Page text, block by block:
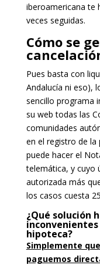
iberoamericana te
veces seguidas.
Cómo se
Pues basta con
Andalucía ni eso),
sencillo programa
su web todas las
comunidades
en el registro de la
puede hacer el
telemática, y cuyo
autorizada más
los casos cuesta
¿Qué solución
inconvenientes
hipoteca?
Simplemente
paguemos